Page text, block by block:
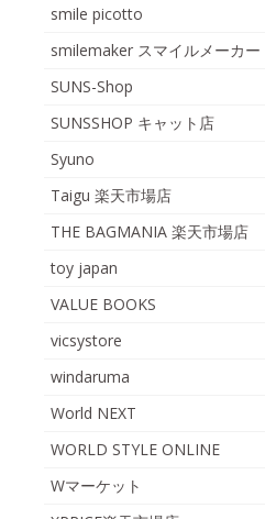
smile picotto
smilemaker スマイルメーカー
SUNS-Shop
SUNSSHOP キャット店
Syuno
Taigu 楽天市場店
THE BAGMANIA 楽天市場店
toy japan
VALUE BOOKS
vicsystore
windaruma
World NEXT
WORLD STYLE ONLINE
Wマーケット